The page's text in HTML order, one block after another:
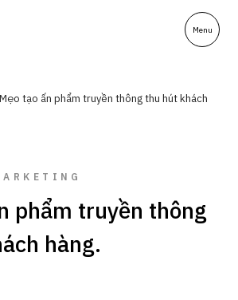
Mẹo tạo ấn phẩm truyền thông thu hút khách
phẩm truyền thông
hàng.